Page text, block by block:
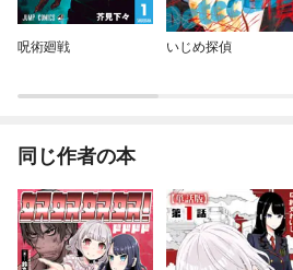
呪術廻戦 いじめ探偵
同じ作者の本